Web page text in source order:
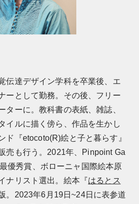
伝達デザイン学科を卒業後、エ
ーとして勤務。その後、フリー
ターに。教科書の表紙、雑誌、
イルに描く傍ら、作品を生かし
ド『etocoto(R)絵と子と暮らす』
売も行う。2021年、Pinpoint Ga
優秀賞、ボローニャ国際絵本原
ナリスト選出。絵本『はるとス
。2023年6月19日~24日に表参道